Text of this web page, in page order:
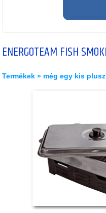
ENERGOTEAM FISH
Termékek » még egy kis plusz